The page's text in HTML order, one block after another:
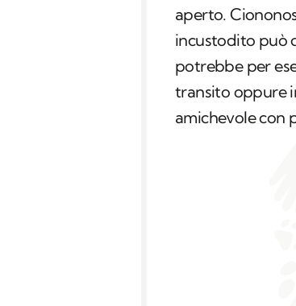
aperto.
incustodito può
potrebbe per
transito oppure
amichevole con